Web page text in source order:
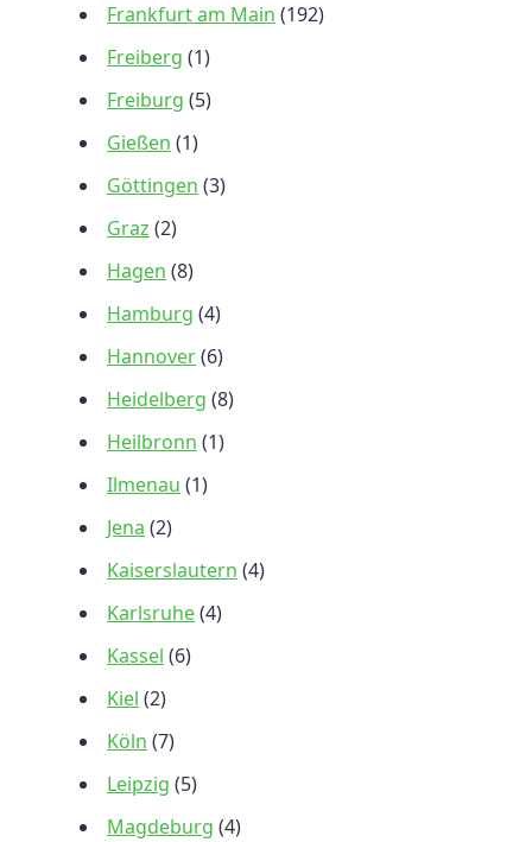
Frankfurt am Main (192)
Freiberg (1)
Freiburg (5)
Gießen (1)
Göttingen (3)
Graz (2)
Hagen (8)
Hamburg (4)
Hannover(6)
Heidelberg (8)
Heilbronn (1)
Ilmenau (1)
Jena (2)
Kaiserslautern (4)
Karlsruhe(4)
Kassel (6)
Kiel (2)
Köln (7)
Leipzig (5)
Magdeburg (4)